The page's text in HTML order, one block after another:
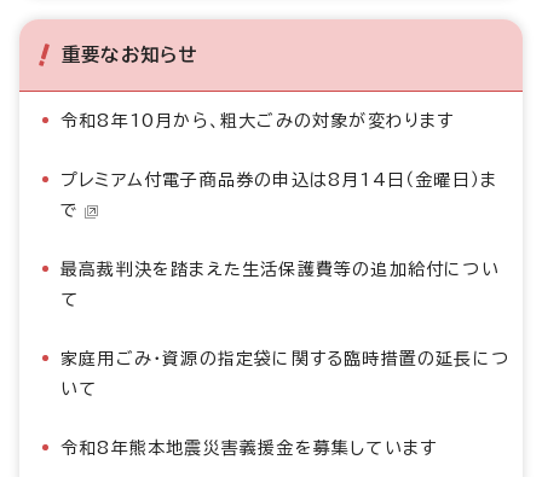
重要なお知らせ
令和8年10月から、粗大ごみの対象が変わります
プレミアム付電子商品券の申込は8月14日（金曜日）ま
で
最高裁判決を踏まえた生活保護費等の追加給付につい
て
家庭用ごみ・資源の指定袋に関する臨時措置の延長につ
いて
令和8年熊本地震災害義援金を募集しています